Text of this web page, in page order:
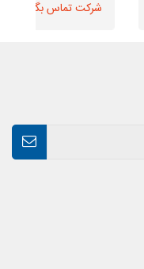
شرکت تماس بگیرید